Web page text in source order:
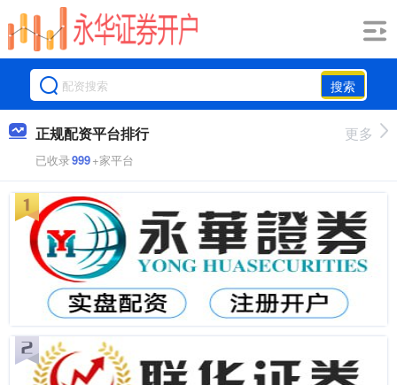
搜索
正规配资平台排行
已收录999+家平台
更多